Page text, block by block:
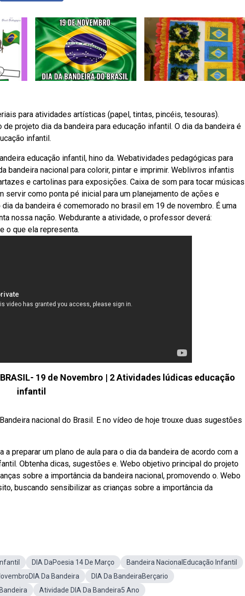
para atividades artísticas (papel, tintas, pincéis, tesouras).
projeto dia da bandeira para educação infantil. O dia da bandeira é
infantil.
educação infantil, hino da. Webatividades pedagógicas para
bandeira nacional para colorir, pintar e imprimir. Weblivros infantis
e cartolinas para exposições. Caixa de som para tocar músicas
como ponta pé inicial para um planejamento de ações e
da bandeira é comemorado no brasil em 19 de novembro. É uma
nossa nação. Webdurante a atividade, o professor deverá:
o que ela representa.
BRASIL- 19 de Novembro | 2 Atividades lúdicas educação
infantil
nacional do Brasil. E no vídeo de hoje trouxe duas sugestões
preparar um plano de aula para o dia da bandeira de acordo com a
Obtenha dicas, sugestões e. Webo objetivo principal do projeto
sobre a importância da bandeira nacional, promovendo o. Webo
buscando sensibilizar as crianças sobre a importância da
DIA DaPoesia 14 De Março
Bandeira NacionalEducação Infantil
Da Bandeira
DIA Da BandeiraBerçario
Atividade DIA Da Bandeira5 Ano